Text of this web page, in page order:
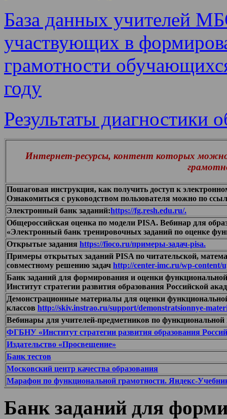
База данных учителей
участвующих в
грамотности
году
Результаты диагностики
Интернет-ресурсы, контент которых
Пошаговая инструкция, как получить доступ к
Ознакомиться с руководством пользователя можно по
Электронный банк заданий:https://fg.resh.edu.ru/.
Общероссийская оценка по модели PISA. Вебинар для
«Электронный банк тренировочных заданий по оценке
Открытые задания https://fioco.ru/примеры-задач-pisa.
Примеры открытых заданий PISA по читательской,
совместному решению задач http://center-imc.ru/wp-content/
Банк заданий для формирования и оценки
Институт стратегии развития образования Российской
Демонстрационные материалы для оценки
классов http://skiv.instrao.ru/support/demonstratsionnye-
Вебинары для учителей-предметников по
ФГБНУ «Институт стратегии развития образования
Издательство «Просвещение»
Банк тестов
Московский центр качества образования
Марафон по функциональной грамотности. Яндекс-
Банк заданий для